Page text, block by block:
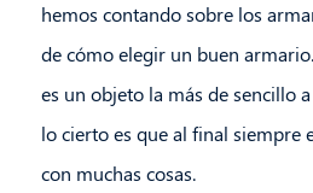
hemos contando sobre los
de cómo elegir un buen
es un objeto la más de sencillo
lo cierto es que al final siempre
con muchas cosas.